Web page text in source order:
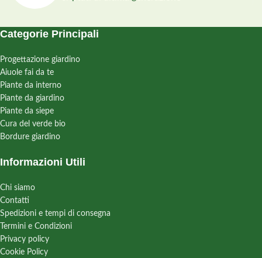
Categorie Principali
Progettazione giardino
Aiuole fai da te
Piante da interno
Piante da giardino
Piante da siepe
Cura del verde bio
Bordure giardino
Informazioni Utili
Chi siamo
Contatti
Spedizioni e tempi di consegna
Termini e Condizioni
Privacy policy
Cookie Policy